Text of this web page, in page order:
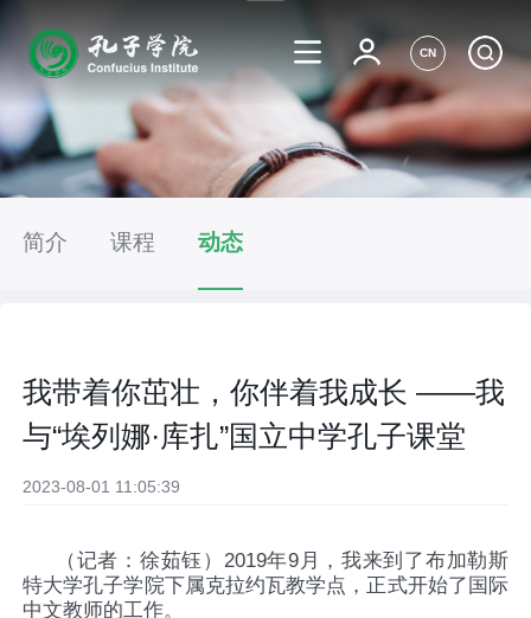
CN
简介 课程 动态
我带着你茁壮，你伴着我成长 ——我
与“埃列娜·库扎”国立中学孔子课堂
2023-08-01 11:05:39
（记者：徐茹钰） 2019年9 月，我来到了布加勒斯
特大学孔子学院下属克拉约瓦教学点，正式开始了国际
中文教师的工作。